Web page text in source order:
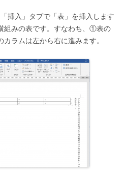
挿入」タブで「表」を挿入します
組みの表です。すなわち、①表の
ラムは左から右に進みます。